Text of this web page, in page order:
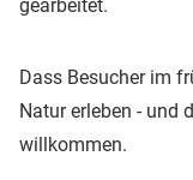
gearbeitet.
Dass Besucher im
Natur erleben - und
willkommen.